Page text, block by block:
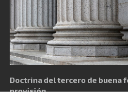
Doctrina del tercero de buena
provisión